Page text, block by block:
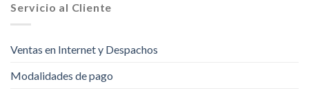
Servicio al Cliente
Ventas en Internet y Despachos
Modalidades de pago